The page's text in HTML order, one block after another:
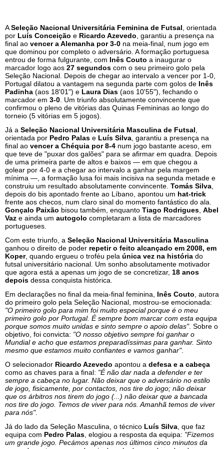
ASeleção Nacional Universitária Feminina de Futsal , orientada
por Luís Conceição e Ricardo Azevedo , garantiu a presença na
final ao vencer a Alemanha por 3-0 na meia-final, num jogo em
que dominou por completo o adversário. A formação portuguesa
entrou de forma fulgurante, com Inês Couto a inaugurar o
marcador logo aos 27 segundos com o seu primeiro golo pela
Seleção Nacional. Depois de chegar ao intervalo a vencer por 1-0,
Portugal dilatou a vantagem na segunda parte com golos de Inês
Padinha (aos 18'01") e Laura Dias (aos 10'55"), fechando o
marcador em 3-0 . Um triunfo absolutamente convincente que
confirmou o pleno de vitórias das Quinas Femininas ao longo do
torneio (5 vitórias em 5 jogos).
Já a Seleção Nacional Universitária Masculina de Futsal
orientada por Pedro Palas e Luís Silva , garantiu a presença na
final ao vencer a Chéquia por 8-4 num jogo bastante aceso, em
que teve de "puxar dos galões" para se afirmar em quadra. Depois
de uma primeira parte de altos e baixos — em que chegou a
golear por 4-0 e a chegar ao intervalo a ganhar pela margem
mínima —, a formação lusa foi mais incisiva na segunda metade e
construiu um resultado absolutamente convincente. Tomás Silva
depois do bis apontado frente ao Líbano, apontou um hat-trick
frente aos checos, num claro sinal do momento fantástico do ala.
Gonçalo Paixão bisou também, enquanto Tiago Rodrigues Abel
Vaz e ainda um autogolo completaram a lista de marcadores
portugueses.
Com este triunfo, a Seleção Nacional Universitária Masculina
ganhou o direito de poder repetir o feito alcançado em 2008, em
Koper, quando ergueu o troféu pela única vez na história do
futsal universitário nacional. Um sonho absolutamente motivador
que agora está a apenas um jogo de se concretizar, 18 anos
depois dessa conquista histórica.
Em declarações no final da meia-final feminina, Inês Couto , autora
do primeiro golo pela Seleção Nacional, mostrou-se emocionada:
"O primeiro golo para mim foi muito especial porque é o meu
primeiro golo por Portugal. É sempre bom marcar com esta equipa
porque somos muito unidas e sinto sempre o apoio delas". Sobre o
objetivo, foi convicta: "O nosso objetivo sempre foi ganhar o
Mundial e acho que estamos preparadíssimas para ganhar. Sinto
mesmo que estamos muito confiantes e vamos ganhar".
O selecionador Ricardo Azevedo apontou a defesa e a cabeça
como as chaves para a final: "É não dar nada a defender e ter
sempre a cabeça no lugar. Não deixar que o adversário no estilo
de jogo, fisicamente, por contactos, nos tire do jogo; não deixar
que os árbitros nos tirem do jogo (...) não deixar que a bancada
nos tire do jogo. Temos de viver para nós. Amanhã temos de viver
para nós".
Já do lado da Seleção Masculina, o técnico Luís Silva , que faz
equipa com Pedro Palas , elogiou a resposta da equipa: "Fizemos
um grande jogo. Pecámos apenas nos últimos cinco minutos da